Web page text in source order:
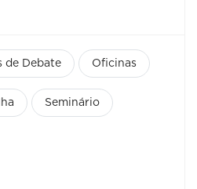
de Debate Oficinas
Seminário